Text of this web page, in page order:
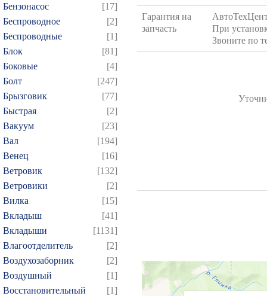
Бензонасос
[17]
Беспроводное
[2]
Беспроводные
[1]
Блок
[81]
Боковые
[4]
Болт
[247]
Брызговик
[77]
Быстрая
[2]
Вакуум
[23]
Вал
[194]
Венец
[16]
Ветровик
[132]
Ветровики
[2]
Вилка
[15]
Вкладыш
[41]
Вкладыши
[1131]
Влагоотделитель
[2]
Воздухозаборник
[2]
Воздушный
[1]
Восстановительный
[1]
Гарантия на
запчасть
При
Звоните по